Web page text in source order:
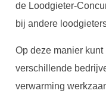
de Loodgieter-
bij andere
Op deze manier
verschillende
verwarming